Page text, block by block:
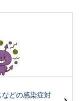
どの感染症対